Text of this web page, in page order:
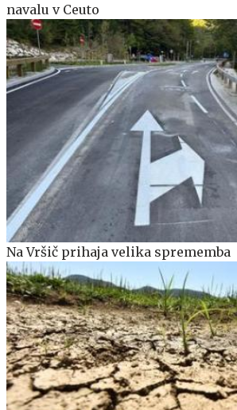
navalu v Ceuto
Na Vršič prihaja velika sprememba